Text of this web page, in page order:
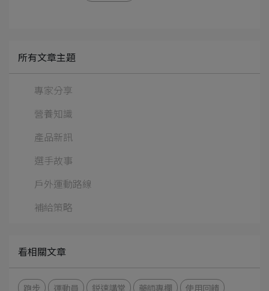
所有文章主題
專家分享
營養知識
產品新訊
選手故事
戶外運動路線
補給策略
看相關文章
跑步 運動員 鋭速講堂 藥師專欄
使用回饋